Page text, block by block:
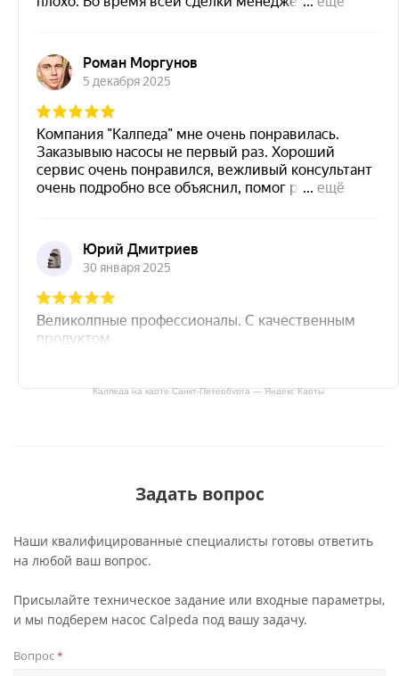
Калпеда на карте Санкт‑Петербурга — Яндекс Карты
Задать вопрос
Наши квалифицированные специалисты готовы ответить
на любой ваш вопрос.
Присылайте техническое задание или входные параметры,
и мы подберем насос Calpeda под вашу задачу.
Вопрос*